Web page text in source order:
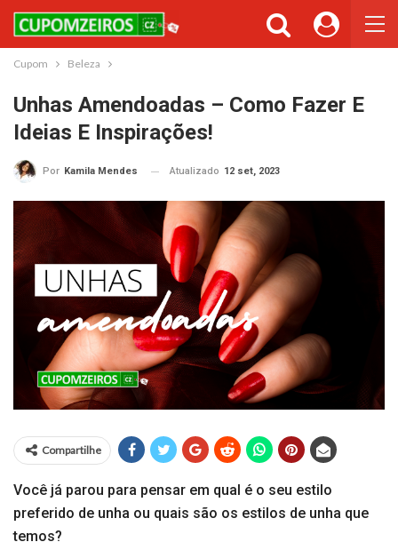
Cupons ou Cashback
Você gostaria de ser avisado sempre que tivermos cupons ou
cashback incríveis?
Não permitir Permitir
Cupom Beleza
Unhas Amendoadas – Como Fazer E
Ideias E Inspirações!
Por Kamila Mendes Atualizado 12 set, 2023
Compartilhe
Você já parou para pensar em qual é o seu estilo
preferido de unha ou quais são os estilos de unha que
temos?